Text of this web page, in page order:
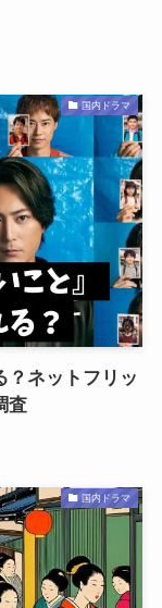
国内ドラマ
？ネットフリッ
査
国内ドラマ